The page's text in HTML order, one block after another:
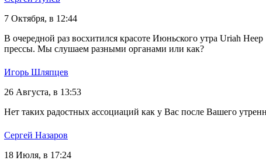
7 Октября, в 12:44
В очередной раз восхитился красоте Июньского утра Uriah
прессы. Мы слушаем разными органами или как?
Игорь Шляпцев
26 Августа, в 13:53
Нет таких радостных ассоциаций как у Вас после Вашего
Сергей Назаров
18 Июля, в 17:24